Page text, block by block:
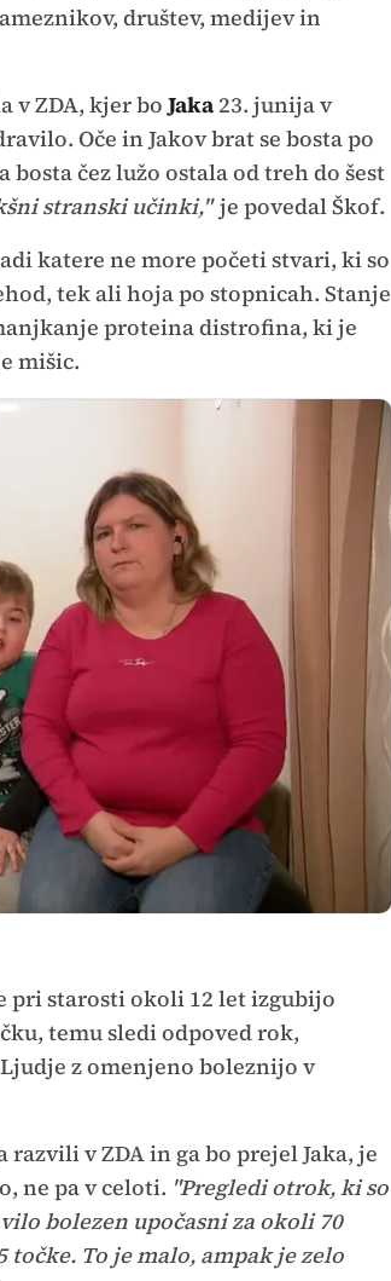
društev, medijev in
v ZDA, kjer bo Jaka23. junija v
Oče in Jakov brat se bosta po
čez lužo ostala od treh do šest
stranski učinki,"je povedal Škof.
katere ne more početi stvari, ki so
tek ali hoja po stopnicah. Stanje
proteina distrofina, ki je
mišic.
pri starosti okoli 12 let izgubijo
temu sledi odpoved rok,
z omenjeno boleznijo v
v ZDA in ga bo prejel Jaka, je
ne pa v celoti. "Pregledi otrok, ki so
bolezen upočasni za okoli 70
To je malo, ampak je zelo